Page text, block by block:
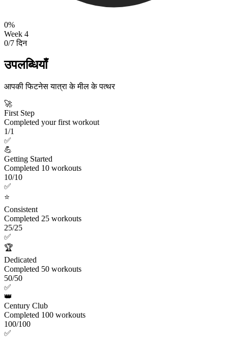
0%
Week 4
0/7 दिन
उपलब्धियाँ
आपकी फिटनेस यात्रा के मील के पत्थर
🚀
First Step
Completed your first workout
1/1
✅
💪
Getting Started
Completed 10 workouts
10/10
✅
⭐
Consistent
Completed 25 workouts
25/25
✅
🏆
Dedicated
Completed 50 workouts
50/50
✅
👑
Century Club
Completed 100 workouts
100/100
✅